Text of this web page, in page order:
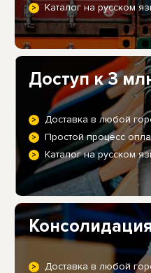
Каталог на русском
Доступ к 3
Доставка в любой
Простой процесс
Каталог на русском
Доставка в любой